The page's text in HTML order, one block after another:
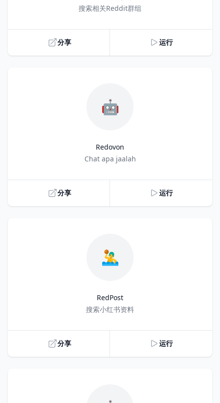
搜索相关Reddit群组
分享 运行
🤖
Redovon
Chat apa jaalah
分享 运行
🤽‍♂️
RedPost
搜索小红书资料
分享 运行